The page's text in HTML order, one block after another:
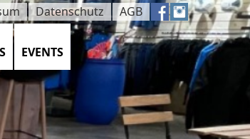
Datenschutz AGB
EVENTS